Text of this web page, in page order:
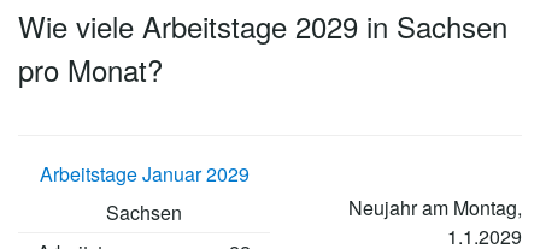
Wie viele Arbeitstage 2029 in Sachsen
pro Monat?
Arbeitstage Januar 2029
Sachsen
Neujahr am Montag,
1.1.2029